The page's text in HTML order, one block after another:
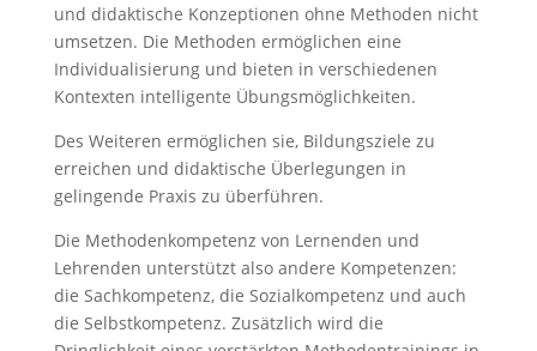
und didaktische Konzeptionen ohne Methoden nicht
umsetzen. Die Methoden ermöglichen eine
Individualisierung und bieten in verschiedenen
Kontexten intelligente Übungsmöglichkeiten.
Des Weiteren ermöglichen sie, Bildungsziele zu
erreichen und didaktische Überlegungen in
gelingende Praxis zu überführen.
Die Methodenkompetenz von Lernenden und
Lehrenden unterstützt also andere Kompetenzen:
die Sachkompetenz, die Sozialkompetenz und auch
die Selbstkompetenz. Zusätzlich wird die